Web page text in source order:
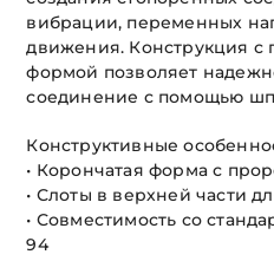
вибрации, переменных
движения. Конструкция с
формой позволяет
соединение с помощью
Конструктивные
• Корончатая форма с
• Слоты в верхней части
• Совместимость со
94